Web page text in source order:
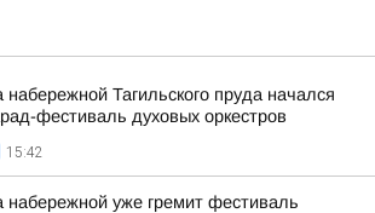
набережной Тагильского пруда начался
фестиваль духовых оркестров
15:42
набережной уже гремит фестиваль